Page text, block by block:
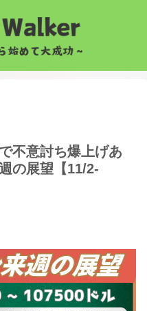
不意討ち爆上げあ
の展望【11/2-